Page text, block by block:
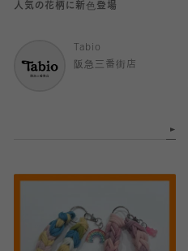
人気の花柄に新色登場
Tabio
阪急三番街店